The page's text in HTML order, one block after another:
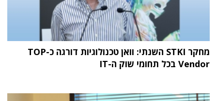
מחקר STKI השנתי: וואן טכנולוגיות דורגה כ-TOP
Vendor בכל תחומי שוק ה-IT